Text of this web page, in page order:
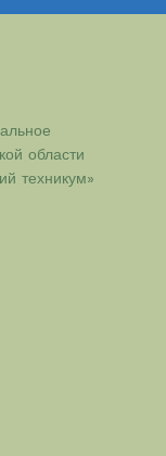
области
техникум»